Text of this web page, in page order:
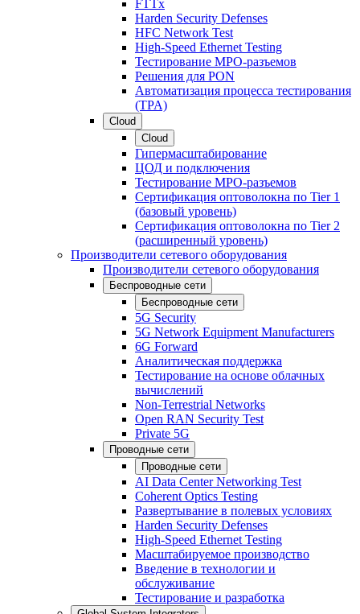
FTTx
Harden Security Defenses
HFC Network Test
High-Speed Ethernet Testing
Тестирование МРО-разъемов
Решения для PON
Автоматизация процесса тестирования
(TPA)
Cloud
Cloud
Гипермасштабирование
ЦОД и подключения
Тестирование МРО-разъемов
Сертификация оптоволокна по Tier 1
(базовый уровень)
Сертификация оптоволокна по Tier 2
(расширенный уровень)
Производители сетевого оборудования
Производители сетевого оборудования
Беспроводные сети
Беспроводные сети
5G Security
5G Network Equipment Manufacturers
6G Forward
Аналитическая поддержка
Тестирование на основе облачных
вычислений
Non-Terrestrial Networks
Open RAN Security Test
Private 5G
Проводные сети
Проводные сети
AI Data Center Networking Test
Coherent Optics Testing
Развертывание в полевых условиях
Harden Security Defenses
High-Speed Ethernet Testing
Масштабируемое производство
Введение в технологии и
обслуживание
Тестирование и разработка